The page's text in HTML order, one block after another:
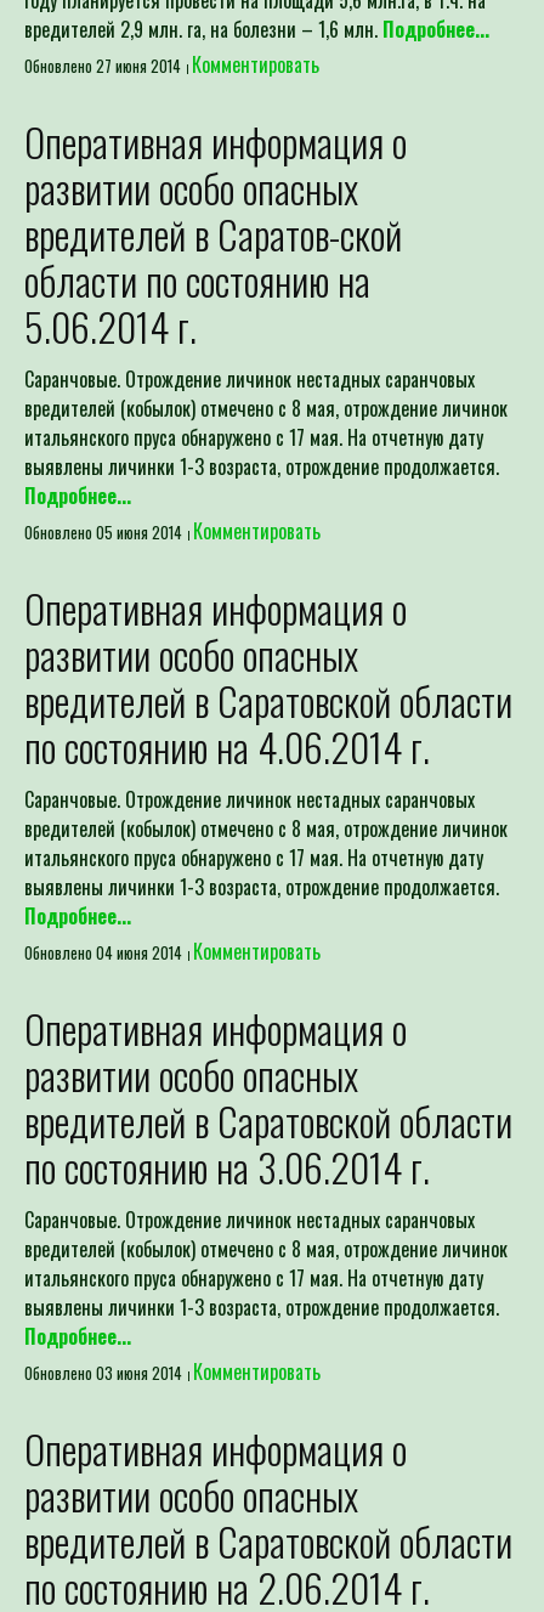
вредителей 2,9 млн. га, на болезни – 1,6 млн.Подробнее...
Обновлено 27 июня 2014 Комментировать
Оперативная информация о
развитии особо опасных
вредителей в Саратов-ской
области по состоянию на
5.06.2014 г.
Саранчовые. Отрождение личинок нестадных саранчовых
вредителей (кобылок) отмечено с 8 мая, отрождение личинок
итальянского пруса обнаружено с 17 мая. На отчетную дату
выявлены личинки 1-3 возраста, отрождение продолжается.
Подробнее...
Обновлено 05 июня 2014 Комментировать
Оперативная информация о
развитии особо опасных
вредителей в Саратовской области
по состоянию на 4.06.2014 г.
Саранчовые. Отрождение личинок нестадных саранчовых
вредителей (кобылок) отмечено с 8 мая, отрождение личинок
итальянского пруса обнаружено с 17 мая. На отчетную дату
выявлены личинки 1-3 возраста, отрождение продолжается.
Подробнее...
Обновлено 04 июня 2014 Комментировать
Оперативная информация о
развитии особо опасных
вредителей в Саратовской области
по состоянию на 3.06.2014 г.
Саранчовые. Отрождение личинок нестадных саранчовых
вредителей (кобылок) отмечено с 8 мая, отрождение личинок
итальянского пруса обнаружено с 17 мая. На отчетную дату
выявлены личинки 1-3 возраста, отрождение продолжается.
Подробнее...
Обновлено 03 июня 2014 Комментировать
Оперативная информация о
развитии особо опасных
вредителей в Саратовской области
по состоянию на 2.06.2014 г.